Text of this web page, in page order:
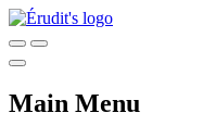
Main Menu